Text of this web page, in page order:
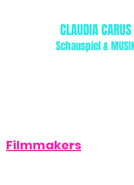
CLAUDIA CARUS
Schauspiel &
Filmmakers